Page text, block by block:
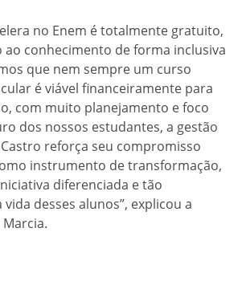
no Enem é totalmente gratuito,
ao conhecimento de forma inclusiva
que nem sempre um curso
é viável financeiramente para
com muito planejamento e foco
dos nossos estudantes, a gestão
reforça seu compromisso
instrumento de transformação,
diferenciada e tão
desses alunos”, explicou a